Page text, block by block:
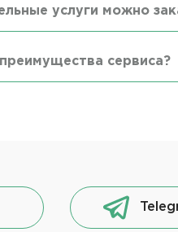
услуги можно
сервиса?